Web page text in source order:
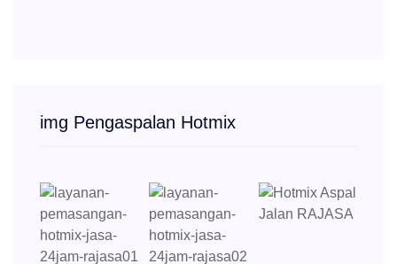
img Pengaspalan Hotmix